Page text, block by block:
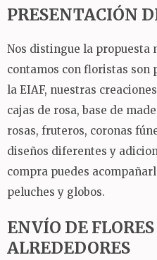
PRESENTACIÓN
Nos distingue la propuesta
contamos con floristas son
la EIAF, nuestras
cajas de rosa, base de
rosas, fruteros, coronas
diseños diferentes y
compra puedes
peluches y globos.
ENVÍO DE
ALREDEDORES